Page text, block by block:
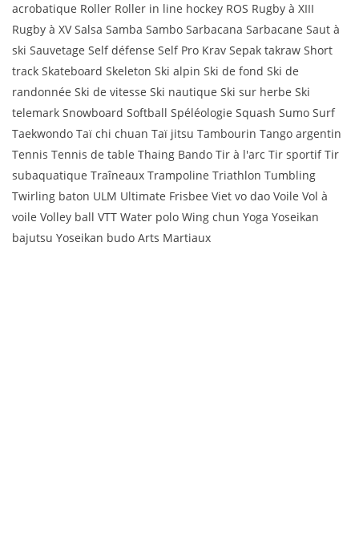
acrobatique Roller Roller in line hockey ROS Rugby à XIII
Rugby à XV Salsa Samba Sambo Sarbacana Sarbacane Saut à
ski Sauvetage Self défense Self Pro Krav Sepak takraw Short
track Skateboard Skeleton Ski alpin Ski de fond Ski de
randonnée Ski de vitesse Ski nautique Ski sur herbe Ski
telemark Snowboard Softball Spéléologie Squash Sumo Surf
Taekwondo Taï chi chuan Taï jitsu Tambourin Tango argentin
Tennis Tennis de table Thaing Bando Tir à l'arc Tir sportif Tir
subaquatique Traîneaux Trampoline Triathlon Tumbling
Twirling baton ULM Ultimate Frisbee Viet vo dao Voile Vol à
voile Volley ball VTT Water polo Wing chun Yoga Yoseikan
bajutsu Yoseikan budo Arts Martiaux